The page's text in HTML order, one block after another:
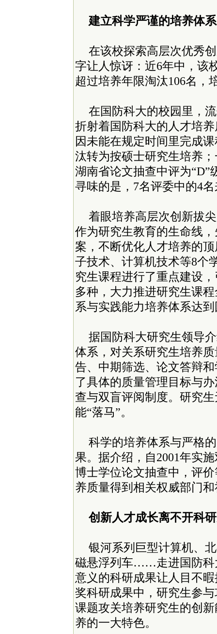
建立科学严谨的培养体系
在该校探索高层次优秀
字让人惊讶：近6年中，该
超过培养年限淘汰106名，
在国防科大的校园里，
折射着国防科大的人才培
因未能在规定时间里完成
汰转为按硕士研究生培养
湖南省论文抽查中评为“D”
寻味的是，7名评委中的4
着眼培养高层次创新拔
作为研究生教育的生命线
案，不断优化人才培养的
子技术、计算机技术等8个
究生课程进行了重点建设
多种，大力推进研究生课
系与实践能力培养体系达
据国防科大研究生领导
体系，对关系研究生培养
告、中期筛选、论文答辩
了具体的质量管理目标与
查与双盲评阅制度。研究
能“落马”。
科学的培养体系与严格
果。据介绍，自2001年实
博士学位论文抽查中，评
养质量得到相关权威部门
创新人才成长离不开科
银河系列巨型计算机、
磁悬浮列车……走进国防科
意义的科研成果让人目不
奖科研成果中，研究生参
课题攻关培养研究生的创
养的一大特色。